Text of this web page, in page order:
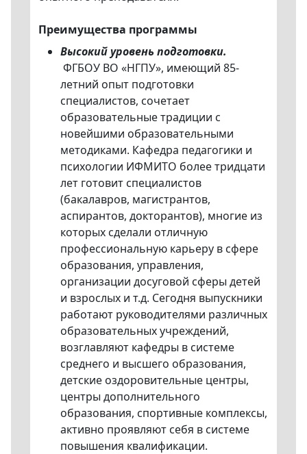
Преимущества программы
Высокий уровень подготовки.
ФГБОУ ВО «НГПУ», имеющий 85-
летний опыт подготовки
специалистов, сочетает
образовательные традиции с
новейшими образовательными
методиками. Кафедра педагогики и
психологии ИФМИТО более тридцати
лет готовит специалистов
(бакалавров, магистрантов,
аспирантов, докторантов), многие из
которых сделали отличную
профессиональную карьеру в сфере
образования, управления,
организации досуговой сферы детей
и взрослых и т.д. Сегодня выпускники
работают руководителями различных
образовательных учреждений,
возглавляют кафедры в системе
среднего и высшего образования,
детские оздоровительные центры,
центры дополнительного
образования, спортивные комплексы,
активно проявляют себя в системе
повышения квалификации.